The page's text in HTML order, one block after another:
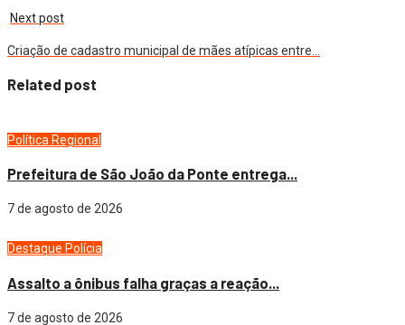
Next post
Criação de cadastro municipal de mães atípicas entre…
Related post
Política Regional
Prefeitura de São João da Ponte entrega...
7 de agosto de 2026
Destaque Polícia
Assalto a ônibus falha graças a reação...
7 de agosto de 2026